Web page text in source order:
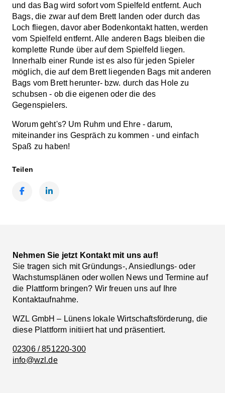
und das Bag wird sofort vom Spielfeld entfernt. Auch
Bags, die zwar auf dem Brett landen oder durch das
Loch fliegen, davor aber Bodenkontakt hatten, werden
vom Spielfeld entfernt. Alle anderen Bags bleiben die
komplette Runde über auf dem Spielfeld liegen.
Innerhalb einer Runde ist es also für jeden Spieler
möglich, die auf dem Brett liegenden Bags mit anderen
Bags vom Brett herunter- bzw. durch das Hole zu
schubsen - ob die eigenen oder die des
Gegenspielers.
Worum geht's? Um Ruhm und Ehre - darum,
miteinander ins Gespräch zu kommen - und einfach
Spaß zu haben!
Teilen
Nehmen Sie jetzt Kontakt mit uns auf!
Sie tragen sich mit Gründungs-, Ansiedlungs- oder
Wachstumsplänen oder wollen News und Termine auf
die Plattform bringen? Wir freuen uns auf Ihre
Kontaktaufnahme.
WZL GmbH – Lünens lokale Wirtschaftsförderung, die
diese Plattform initiiert hat und präsentiert.
02306 / 851220-300
info@wzl.de